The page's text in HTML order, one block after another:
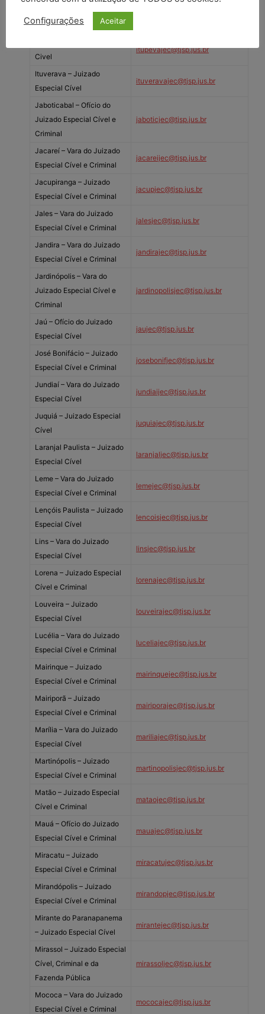
Itu – Juizado Especial Cível
Civel
itupevajec@tjsp.jus.br
Ituverava – Juizado
Especial Cível
ituveravajec@tjsp.jus.br
Jaboticabal – Ofício do
Juizado Especial Cível e
Criminal
jaboticjec@tjsp.jus.br
Jacareí – Vara do Juizado
Especial Cível e Criminal
jacareijec@tjsp.jus.br
Jacupiranga – Juizado
Especial Cível e Criminal
jacupjec@tjsp.jus.br
Jales – Vara do Juizado
Especial Cível e Criminal
jalesjec@tjsp.jus.br
Jandira – Vara do Juizado
Especial Cível e Criminal
jandirajec@tjsp.jus.br
Jardinópolis – Vara do
Juizado Especial Cível e
Criminal
jardinopolisjec@tjsp.jus.br
Jaú – Ofício do Juizado
Especial Cível
jaujec@tjsp.jus.br
José Bonifácio – Juizado
Especial Cível e Criminal
josebonifjec@tjsp.jus.br
Jundiaí – Vara do Juizado
Especial Cível
jundiaijec@tjsp.jus.br
Juquiá – Juizado Especial
Cível
juquiajec@tjsp.jus.br
Laranjal Paulista – Juizado
Especial Cível
laranjaljec@tjsp.jus.br
Leme – Vara do Juizado
Especial Cível e Criminal
lemejec@tjsp.jus.br
Lençóis Paulista – Juizado
Especial Cível
lencoisjec@tjsp.jus.br
Lins – Vara do Juizado
Especial Cível
linsjec@tjsp.jus.br
Lorena – Juizado Especial
Cível e Criminal
lorenajec@tjsp.jus.br
Louveira – Juizado
Especial Cível
louveirajec@tjsp.jus.br
Lucélia – Vara do Juizado
Especial Cível e Criminal
luceliajec@tjsp.jus.br
Mairinque – Juizado
Especial Cível e Criminal
mairinquejec@tjsp.jus.br
Mairiporã – Juizado
Especial Cível e Criminal
mairiporajec@tjsp.jus.br
Marília – Vara do Juizado
Especial Cível
mariliajec@tjsp.jus.br
Martinópolis – Juizado
Especial Cível e Criminal
martinopolisjec@tjsp.jus.br
Matão – Juizado Especial
Cível e Criminal
mataojec@tjsp.jus.br
Mauá – Ofício do Juizado
Especial Cível e Criminal
mauajec@tjsp.jus.br
Miracatu – Juizado
Especial Cível e Criminal
miracatujec@tjsp.jus.br
Mirandópolis – Juizado
Especial Cível e Criminal
mirandopjec@tjsp.jus.br
Mirante do Paranapanema
– Juizado Especial Cível
mirantejec@tjsp.jus.br
Mirassol – Juizado Especial
Cível, Criminal e da
Fazenda Pública
mirassoljec@tjsp.jus.br
Mococa – Vara do Juizado
Especial Cível e Criminal
mococajec@tjsp.jus.br
Configurações Aceitar